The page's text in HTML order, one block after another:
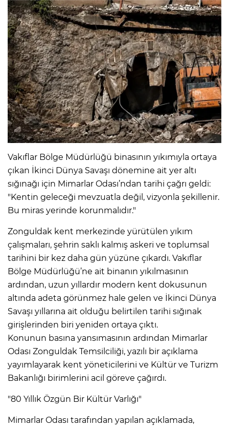
Vakıflar Bölge Müdürlüğü binasının yıkımıyla ortaya
çıkan İkinci Dünya Savaşı dönemine ait yer altı
sığınağı için Mimarlar Odası’ndan tarihi çağrı geldi:
"Kentin geleceği mevzuatla değil, vizyonla şekillenir.
Bu miras yerinde korunmalıdır."
Zonguldak kent merkezinde yürütülen yıkım
çalışmaları, şehrin saklı kalmış askeri ve toplumsal
tarihini bir kez daha gün yüzüne çıkardı. Vakıflar
Bölge Müdürlüğü’ne ait binanın yıkılmasının
ardından, uzun yıllardır modern kent dokusunun
altında adeta görünmez hale gelen ve İkinci Dünya
Savaşı yıllarına ait olduğu belirtilen tarihi sığınak
girişlerinden biri yeniden ortaya çıktı.
Konunun basına yansımasının ardından Mimarlar
Odası Zonguldak Temsilciliği, yazılı bir açıklama
yayımlayarak kent yöneticilerini ve Kültür ve Turizm
Bakanlığı birimlerini acil göreve çağırdı.
"80 Yıllık Özgün Bir Kültür Varlığı"
Mimarlar Odası tarafından yapılan açıklamada,